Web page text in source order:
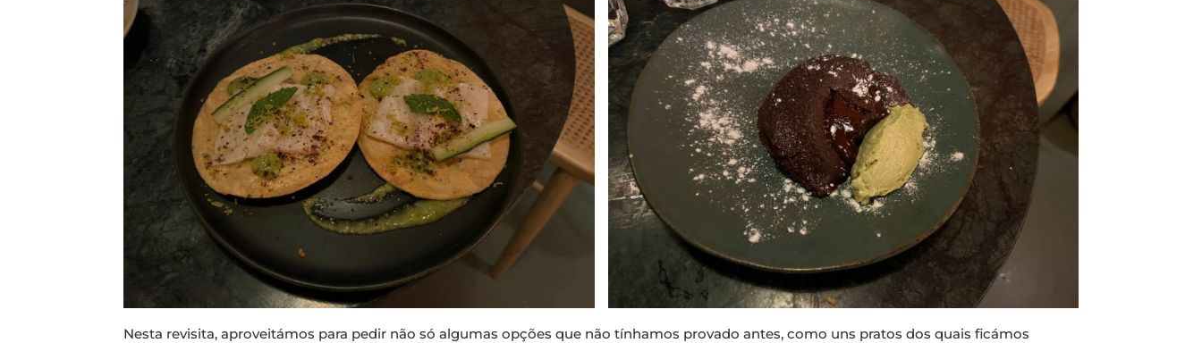
Nesta revisita, aproveitámos para pedir não só algumas opções que não tínhamos provado antes, como uns pratos dos quais ficámos